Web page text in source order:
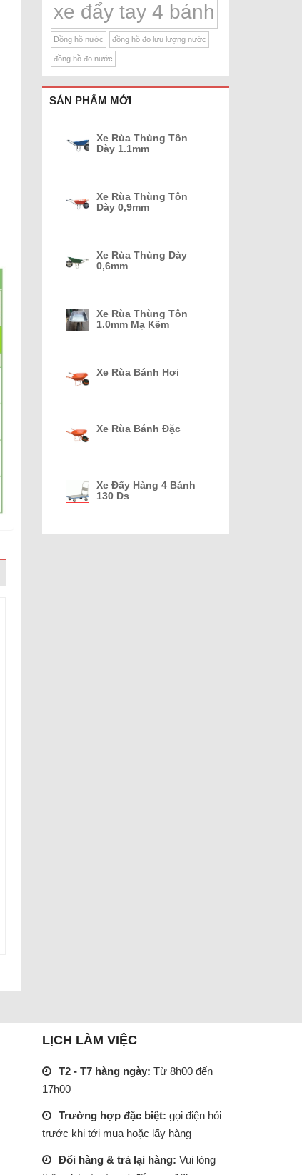
xe đẩy tay 4 bánh
Đồng hồ nước đồng hồ đo lưu lượng nước
đồng hồ đo nước
SẢN PHẨM MỚI
Xe Rùa Thùng Tôn
Dày 1.1mm
Xe Rùa Thùng Tôn
Dày 0,9mm
Xe Rùa Thùng Dày
0,6mm
Xe Rùa Thùng Tôn
1.0mm Mạ Kẽm
Xe Rùa Bánh Hơi
Xe Rùa Bánh Đặc
Xe Đẩy Hàng 4 Bánh
130 Ds
LỊCH LÀM VIỆC
T2 - T7 hàng ngày: Từ 8h00 đến
17h00
Trường hợp đặc biệt: gọi điện hỏi
trước khi tới mua hoặc lấy hàng
Đổi hàng & trả lại hàng: Vui lòng